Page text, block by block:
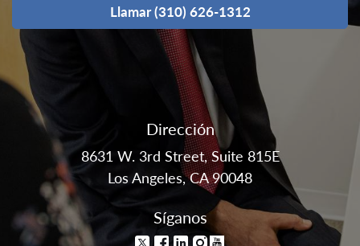
Llamar (310) 626-1312
Dirección
8631 W. 3rd Street, Suite 815E
Los Angeles, CA 90048
Síganos